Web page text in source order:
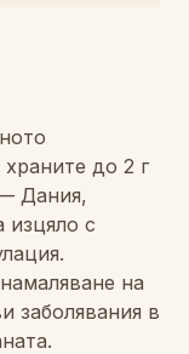
до 2 г
Дания,
изцяло с
на
заболявания в